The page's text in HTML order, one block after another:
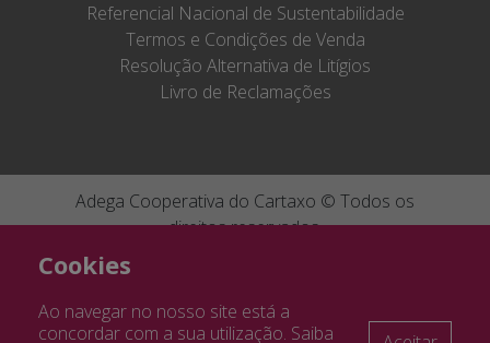
Referencial Nacional de Sustentabilidade
Termos e Condições de Venda
Resolução Alternativa de Litígios
Livro de Reclamações
Adega Cooperativa do Cartaxo © Todos os
direitos reservados.
Cookies
Ao navegar no nosso site está a
concordar com a sua utilização. Saiba